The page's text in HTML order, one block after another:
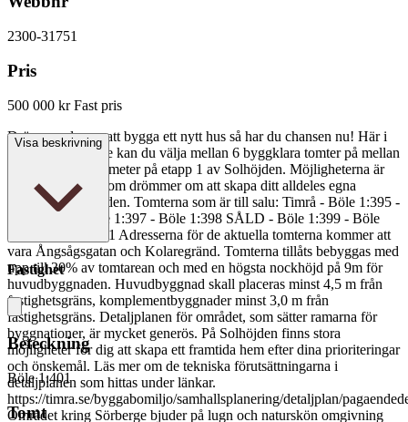
2300-31751
Pris
500 000 kr Fast pris
Drömmer du om att bygga ett nytt hus så har du chansen nu! Här i
populära Sörberge kan du välja mellan 6 byggklara tomter på mellan
818-1133 kvadratmeter på etapp 1 av Solhöjden. Möjligheterna är
oändliga för dig som drömmer om att skapa ditt alldeles egna
boende från grunden. Tomterna som är till salu: Timrå - Böle 1:395 -
Böle 1:396 - Böle 1:397 - Böle 1:398 SÅLD - Böle 1:399 - Böle
1:400 - Böle 1:401 Adresserna för de aktuella tomterna kommer att
vara Ångsågsgatan och Kolaregränd. Tomterna tillåts bebyggas med
upp till 30% av tomtarean och med en högsta nockhöjd på 9m för
huvudbyggnaden. Huvudbyggnad skall placeras minst 4,5 m från
fastighetsgräns, komplementbyggnader minst 3,0 m från
fastighetsgräns. Detaljplanen för området, som sätter ramarna för
byggnationer, är mycket generös. På Solhöjden finns stora
möjligheter för dig att skapa ett framtida hem efter dina prioriteringar
och önskemål. Läs mer om de tekniska förutsättningarna i
detaljplanen som hittas under länkar.
https://timra.se/byggabomiljo/samhallsplanering/detaljplan/
Området kring Sörberge bjuder på lugn och naturskön omgivning
Visa beskrivning
Fastighet
Beteckning
Böle 1:401
Tomt